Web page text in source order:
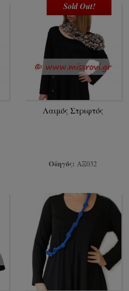
Sold Out!
Λαιμός Στριφτός
Οδηγός: ΑΞ032